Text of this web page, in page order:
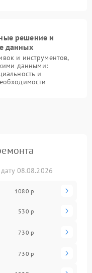
решение и
данных
и инструментов,
данными:
и
08.08.2026
1080 р
530 р
730 р
730 р